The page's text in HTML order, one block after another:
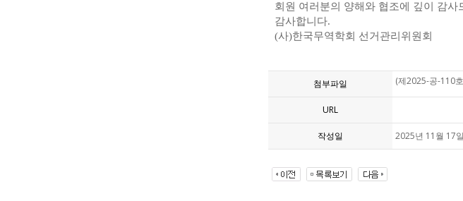
회원 여러분의 양해와 협조에 깊이 감사
감사합니다.
(사)한국무역학회 선거관리위원회
첨부파일 (제2025-공-110
URL
작성일 2025년 11월 17일